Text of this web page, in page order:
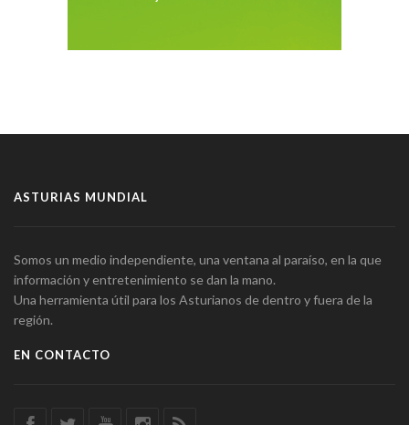
ASTURIAS MUNDIAL
Somos un medio independiente, una ventana al paraíso, en la que
información y entretenimiento se dan la mano.
Una herramienta útil para los Asturianos de dentro y fuera de la
región.
EN CONTACTO